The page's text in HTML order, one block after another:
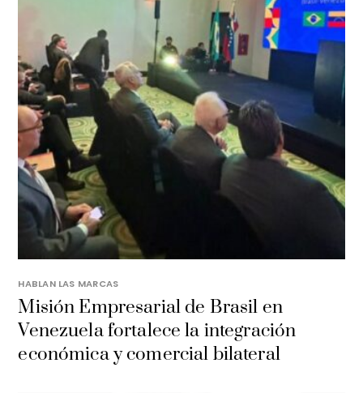
HABLAN LAS MARCAS
Misión Empresarial de Brasil en
Venezuela fortalece la integración
económica y comercial bilateral